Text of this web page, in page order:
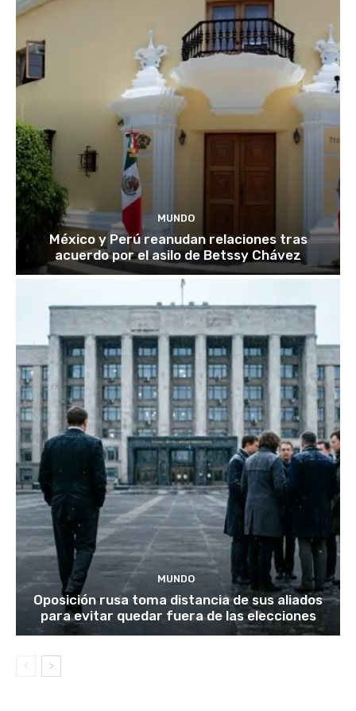
MUNDO
México y Perú reanudan relaciones tras
acuerdo por el asilo de Betssy Chávez
MUNDO
Oposición rusa toma distancia de sus aliados
para evitar quedar fuera de las elecciones